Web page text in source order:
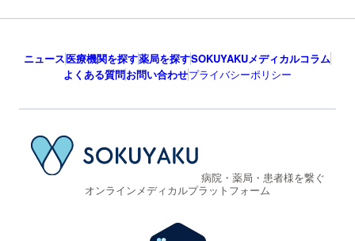
ニュース医療機関を探す薬局を探すSOKUYAKUメディカルコラム
よくある質問お問い合わせプライバシーポリシー
病院・薬局・患者様を繋ぐ
オンラインメディカルプラットフォーム